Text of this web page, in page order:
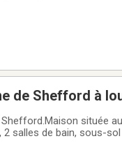
de Shefford à
située
2 salles de bain, sous-